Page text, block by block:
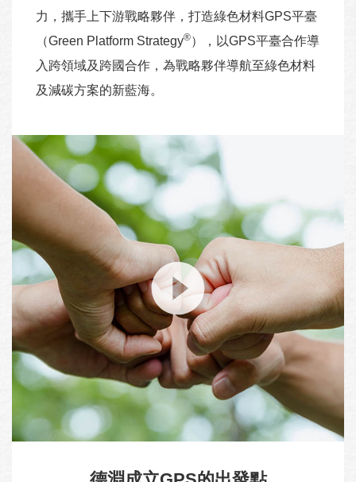
力，攜手上下游戰略夥伴，打造綠色材料GPS平臺
（Green Platform Strategy®），以GPS平臺合作導
入跨領域及跨國合作，為戰略夥伴導航至綠色材料
及減碳方案的新藍海。